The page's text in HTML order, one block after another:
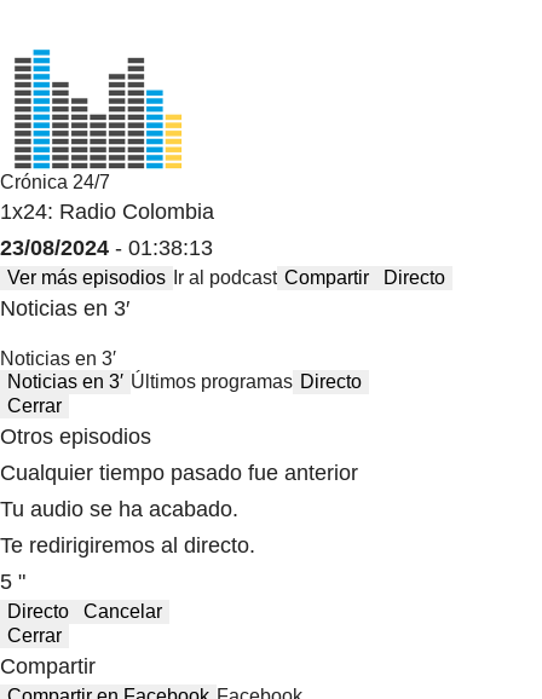
Crónica 24/7
1x24: Radio Colombia
23/08/2024 - 01:38:13
Ver más episodios Ir al podcast Compartir Directo
Noticias en 3′
Noticias en 3′
Noticias en 3′ Últimos programas Directo
Cerrar
Otros episodios
Cualquier tiempo pasado fue anterior
Tu audio se ha acabado.
Te redirigiremos al directo.
5 "
Directo
Cancelar
Cerrar
Compartir